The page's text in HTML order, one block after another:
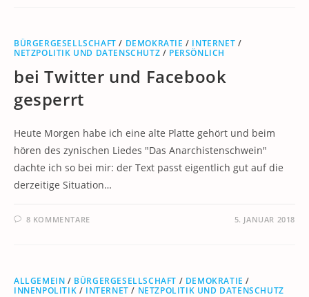
BÜRGERGESELLSCHAFT / DEMOKRATIE / INTERNET /
NETZPOLITIK UND DATENSCHUTZ / PERSÖNLICH
bei Twitter und Facebook
gesperrt
Heute Morgen habe ich eine alte Platte gehört und beim
hören des zynischen Liedes "Das Anarchistenschwein"
dachte ich so bei mir: der Text passt eigentlich gut auf die
derzeitige Situation…
8 KOMMENTARE 5. JANUAR 2018
ALLGEMEIN / BÜRGERGESELLSCHAFT / DEMOKRATIE /
INNENPOLITIK / INTERNET / NETZPOLITIK UND DATENSCHUTZ